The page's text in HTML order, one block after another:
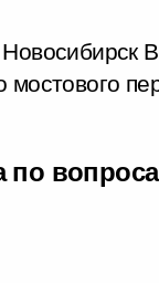
мостового
по